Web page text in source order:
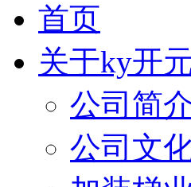
首页
关于ky开
公司简
公司文